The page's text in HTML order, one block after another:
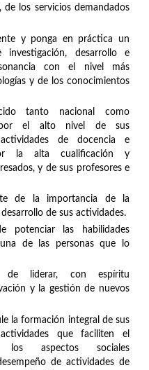
de los servicios demandados
y ponga en práctica un
investigación, desarrollo e
con el nivel más
y de los conocimientos
tanto nacional como
por el alto nivel de sus
de docencia e
la alta cualificación y
y de sus profesores e
de la importancia de la
de sus actividades.
potenciar las habilidades
de las personas que lo
de liderar, con espíritu
y la gestión de nuevos
la formación integral de sus
que faciliten el
los aspectos sociales
de actividades de